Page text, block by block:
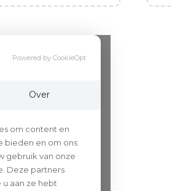
Powered by CookieOpt
Over
om content en
bieden en om ons
gebruik van onze
Deze partners
aan ze hebt